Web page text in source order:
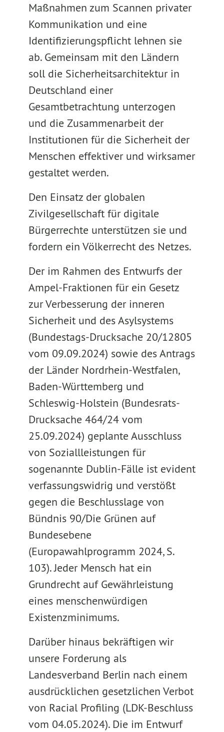
Maßnahmen zum Scannen privater
Kommunikation und eine
Identifizierungspflicht lehnen sie
ab. Gemeinsam mit den Ländern
soll die Sicherheitsarchitektur in
Deutschland einer
Gesamtbetrachtung unterzogen
und die Zusammenarbeit der
Institutionen für die Sicherheit der
Menschen effektiver und wirksamer
gestaltet werden.
Den Einsatz der globalen
Zivilgesellschaft für digitale
Bürgerrechte unterstützen sie und
fordern ein Völkerrecht des Netzes.
Der im Rahmen des Entwurfs der
Ampel-Fraktionen für ein Gesetz
zur Verbesserung der inneren
Sicherheit und des Asylsystems
(Bundestags-Drucksache 20/12805
vom 09.09.2024) sowie des Antrags
der Länder Nordrhein-Westfalen,
Baden-Württemberg und
Schleswig-Holstein (Bundesrats-
Drucksache 464/24 vom
25.09.2024) geplante Ausschluss
von Soziallleistungen für
sogenannte Dublin-Fälle ist evident
verfassungswidrig und verstößt
gegen die Beschlusslage von
Bündnis 90/Die Grünen auf
Bundesebene
(Europawahlprogramm 2024, S.
103). Jeder Mensch hat ein
Grundrecht auf Gewährleistung
eines menschenwürdigen
Existenzminimums.
Darüber hinaus bekräftigen wir
unsere Forderung als
Landesverband Berlin nach einem
ausdrücklichen gesetzlichen Verbot
von Racial Profiling (LDK-Beschluss
vom 04.05.2024). Die im Entwurf